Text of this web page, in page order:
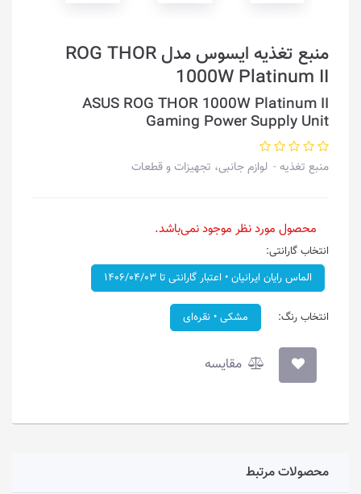
منبع تغذیه ایسوس مدل ROG THOR
1000W Platinum II
ASUS ROG THOR 1000W Platinum II
Gaming Power Supply Unit
منبع تغذیه لوازم جانبی، تجهیزات و قطعات
محصول مورد نظر موجود نمی‌باشد.
انتخاب گارانتی:
الماس رایان ایرانیان • اعتبار گارانتی تا ۱۴۰۶/۰۴/۰۳
انتخاب رنگ: مشکی • نقره‌ای
مقایسه
محصولات مرتبط